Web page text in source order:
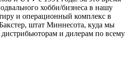
хобби/бизнеса в нашу
и операционный комплекс в
штат Миннесота, куда мы
и дилерам по всему